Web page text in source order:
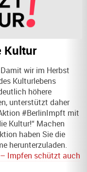
Kultur
wir im Herbst
Kulturlebens
höhere
unterstützt daher
#BerlinImpft mit
Kultur!“ Machen
haben Sie die
herunterzuladen.
Impfen schützt auch